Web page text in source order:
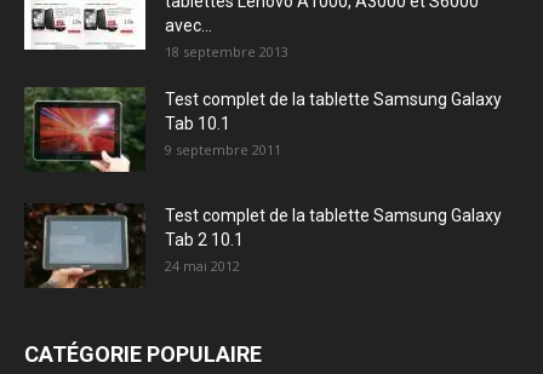
avec...
18 septembre 2013
Test complet de la tablette Samsung Galaxy
Tab 10.1
9 septembre 2011
Test complet de la tablette Samsung Galaxy
Tab 2 10.1
24 mai 2012
CATÉGORIE POPULAIRE